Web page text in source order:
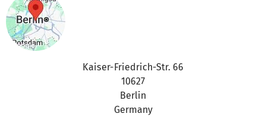
Kaiser-Friedrich-Str. 66
10627
Berlin
Germany